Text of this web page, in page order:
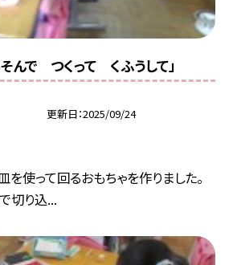
んで つくって くふうして」
更新日 2025/09/24
を使って回るおもちゃを作りました。
切り込...